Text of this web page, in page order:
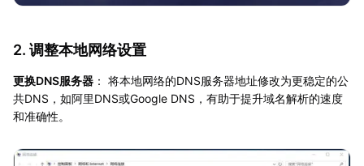
2. 调整本地网络设置
更换DNS服务器 ： 将本地网络的DNS服务器地址修改为更稳定的公
共DNS，如阿里DNS或Google DNS，有助于提升域名解析的速度
和准确性。